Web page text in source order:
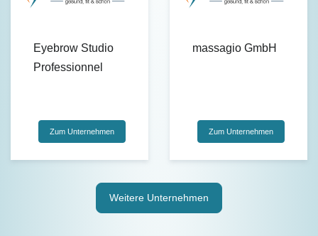
Eyebrow Studio
Professionnel
Zum Unternehmen
massagio GmbH
Zum Unternehmen
Weitere Unternehmen